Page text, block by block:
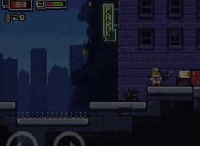
número de pérolas coletadas, na rapidez
nível e no número de mortes. Além do
procuramos placas perdidas para
também apresenta um modo infinito, além
pontuações online. O estilo de arte em
animações e os efeitos sonoros ajudam a
altamente envolvente. Cada nível
com armadilhas exclusivas que fazem
explorar tudo.Lucky Luna é um jogo
jogado com uma assinatura da Netflix. Se